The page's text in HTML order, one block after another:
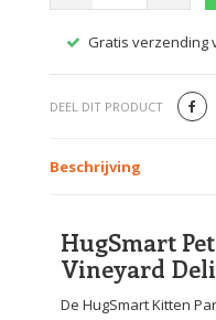
Gratis verzending
DEEL DIT PRODUCT
Beschrijving
HugSmart
Vineyard
De HugSmart Kitten